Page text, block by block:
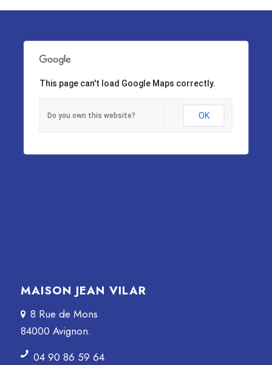
This page can't load Google Maps correctly.
Do you own this website? OK
MAISON JEAN VILAR
8 Rue de Mons
84000 Avignon.
04 90 86 59 64